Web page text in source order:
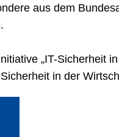
aus dem
„IT-Sicherheit
in der